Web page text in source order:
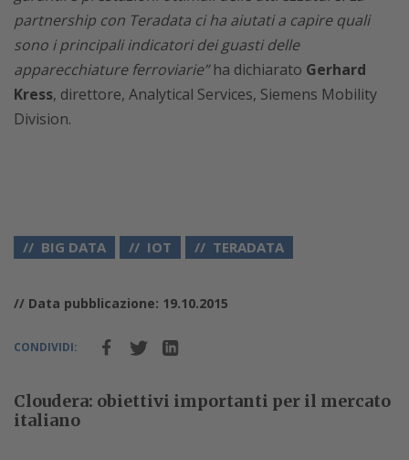
partnership con Teradata ci ha aiutati a capire quali
sono i principali indicatori dei guasti delle
apparecchiature ferroviarie”ha dichiarato Gerhard
Kress, direttore, Analytical Services, Siemens Mobility
Division.
BIG DATA IOT TERADATA
// Data pubblicazione: 19.10.2015
CONDIVIDI:
Cloudera: obiettivi importanti per il mercato
italiano